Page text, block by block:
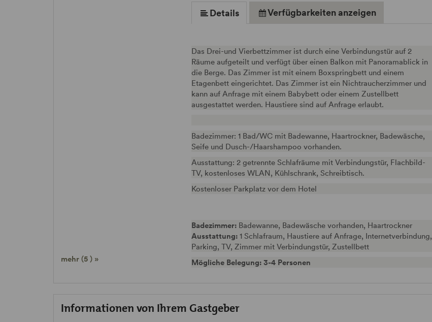
mehr (5 ) »
Details Verfügbarkeiten anzeigen
Das Drei-und Vierbettzimmer ist durch eine Verbindungstür auf 2
Räume aufgeteilt und verfügt über einen Balkon mit Panoramablick in
die Berge. Das Zimmer ist mit einem Boxspringbett und einem
Etagenbett eingerichtet. Das Zimmer ist ein Nichtraucherzimmer und
kann auf Anfrage mit einem Babybett oder einem Zustellbett
ausgestattet werden. Haustiere sind auf Anfrage erlaubt.
Badezimmer: 1 Bad/WC mit Badewanne, Haartrockner, Badewäsche,
Seife und Dusch-/Haarshampoo vorhanden.
Ausstattung: 2 getrennte Schlafräume mit Verbindungstür, Flachbild-
TV, kostenloses WLAN, Kühlschrank, Schreibtisch.
Kostenloser Parkplatz vor dem Hotel
Badezimmer: Badewanne, Badewäsche vorhanden, Haartrockner
Ausstattung:1 Schlafraum, Haustiere auf Anfrage, Internetverbindung,
Parking, TV, Zimmer mit Verbindungstür, Zustellbett
Mögliche Belegung: 3-4 Personen
Informationen von Ihrem Gastgeber